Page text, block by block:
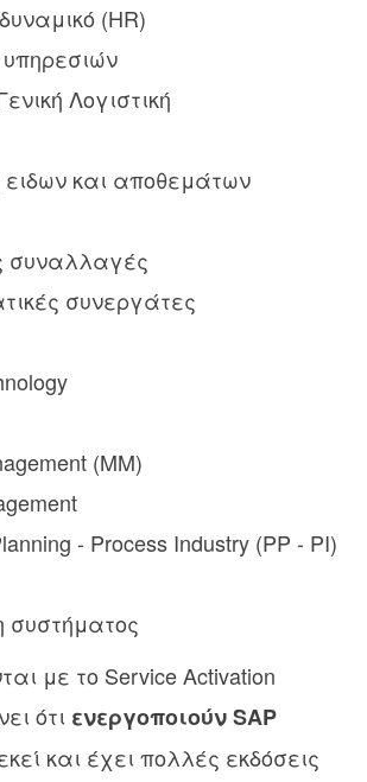
(HR)
Λογιστική
ειδων και αποθεμάτων
συναλλαγές
συνεργάτες
(MM)
- Process Industry (PP - PI)
συστήματος
με το Service Activation
ότι ενεργοποιούν SAP
και έχει πολλές εκδόσεις